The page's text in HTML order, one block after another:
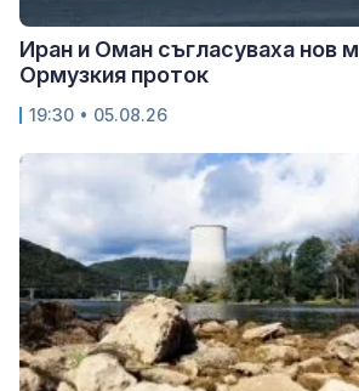
Иран и Оман съгласуваха нов
Ормузкия проток
19:30 • 05.08.26